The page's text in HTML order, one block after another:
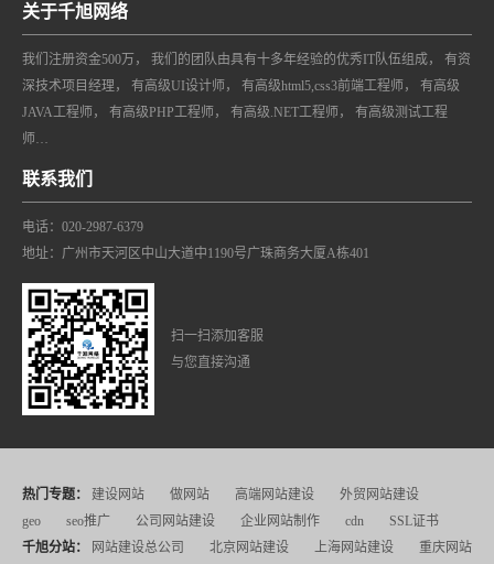
关于千旭网络
我们注册资金500万， 我们的团队由具有十多年经验的优秀IT队伍组成， 有资
深技术项目经理， 有高级UI设计师， 有高级html5,css3前端工程师， 有高级
JAVA工程师， 有高级PHP工程师， 有高级.NET工程师， 有高级测试工程
师…
联系我们
电话：020-2987-6379
地址：广州市天河区中山大道中1190号广珠商务大厦A栋401
扫一扫添加客服
与您直接沟通
热门专题： 建设网站 做网站 高端网站建设
外贸网站建设
geo
seo推广 公司网站建设 企业网站制作 cdn
SSL证书
千旭分站：
网站建设总公司 北京网站建设 上海网站建设
重庆网站